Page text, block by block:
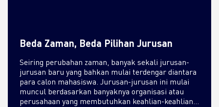
Beda Zaman, Beda Pilihan Jurusan
Seiring perubahan zaman, banyak sekali jurusan-
jurusan baru yang bahkan mulai terdengar diantara
para calon mahasiswa. Jurusan-jurusan ini mulai
muncul berdasarkan banyaknya organisasi atau
perusahaan yang membutuhkan keahlian-keahlian